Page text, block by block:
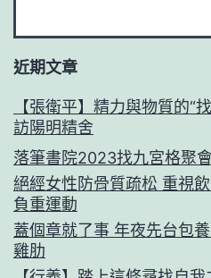
近期文章
【張衛平】精力與物質的
訪陽明精舍
落筆書院2023找九宮格聚
絕經女性防骨質疏松 重視
負重運動
蓋個章就了事 年夜先台包
雞肋